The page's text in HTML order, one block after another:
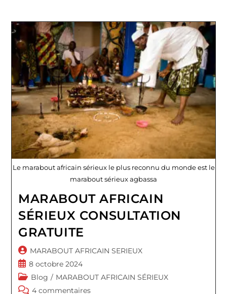
Le marabout africain sérieux le plus reconnu du monde est le
marabout sérieux agbassa
MARABOUT AFRICAIN
SÉRIEUX CONSULTATION
GRATUITE
Auteur/autrice
de
la
publication :
MARABOUT AFRICAIN SERIEUX
Publication
publiée :
8 octobre 2024
Post
category:
Blog / MARABOUT AFRICAIN SÉRIEUX
Commentaires
4 commentaires